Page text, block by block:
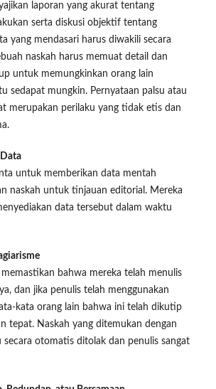
laporan yang akurat tentang
serta diskusi objektif tentang
yang mendasari harus diwakili secara
naskah harus memuat detail dan
untuk memungkinkan orang lain
sedapat mungkin. Pernyataan palsu atau
merupakan perilaku yang tidak etis dan
untuk memberikan data mentah
naskah untuk tinjauan editorial. Mereka
data tersebut dalam waktu
memastikan bahwa mereka telah menulis
dan jika penulis telah menggunakan
kata orang lain bahwa ini telah dikutip
tepat. Naskah yang ditemukan dengan
secara otomatis ditolak dan penulis sangat